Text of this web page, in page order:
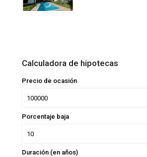
Calculadora de hipotecas
Precio de ocasión
Porcentaje baja
Duración (en años)